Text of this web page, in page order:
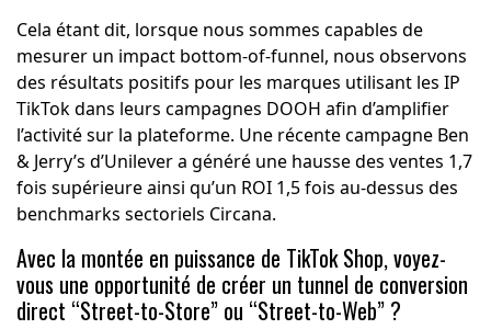
Cela étant dit, lorsque nous sommes capables de
mesurer un impact bottom-of-funnel, nous observons
des résultats positifs pour les marques utilisant les IP
TikTok dans leurs campagnes DOOH afin d’amplifier
l’activité sur la plateforme. Une récente campagne Ben
& Jerry’s d’Unilever a généré une hausse des ventes 1,7
fois supérieure ainsi qu’un ROI 1,5 fois au-dessus des
benchmarks sectoriels Circana.
Avec la montée en puissance de TikTok Shop, voyez-
vous une opportunité de créer un tunnel de conversion
direct “Street-to-Store” ou “Street-to-Web” ?